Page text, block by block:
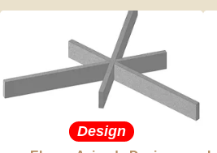
Design